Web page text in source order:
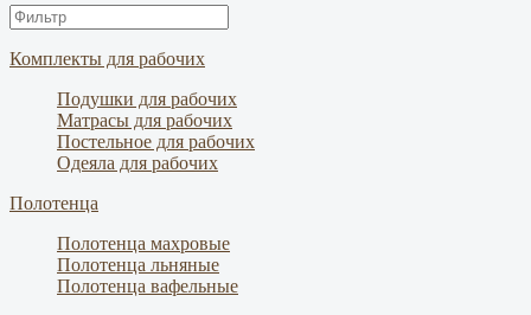
Комплекты для рабочих
Подушки для рабочих
Матрасы для рабочих
Постельное для рабочих
Одеяла для рабочих
Полотенца
Полотенца махровые
Полотенца льняные
Полотенца вафельные